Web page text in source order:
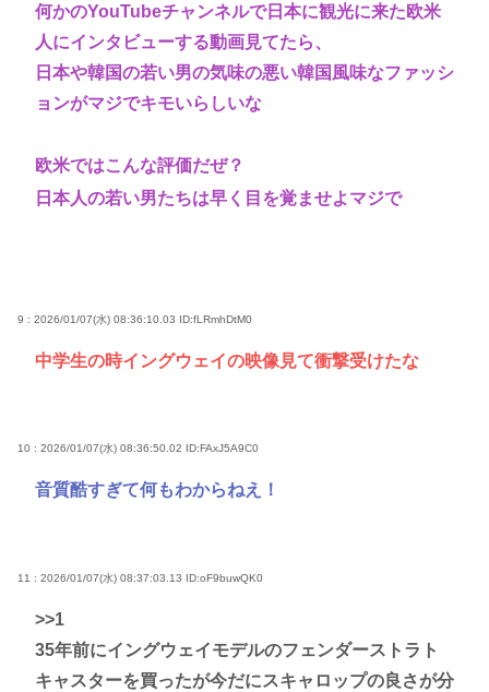
何かのYouTubeチャンネルで日本に観光に来た欧米
人にインタビューする動画見てたら、
日本や韓国の若い男の気味の悪い韓国風味なファッシ
ョンがマジでキモいらしいな
欧米ではこんな評価だぜ？
日本人の若い男たちは早く目を覚ませよマジで
9 : 2026/01/07(水) 08:36:10.03 ID:fLRmhDtM0
中学生の時イングウェイの映像見て衝撃受けたな
10 : 2026/01/07(水) 08:36:50.02 ID:FAxJ5A9C0
音質酷すぎて何もわからねえ！
11 : 2026/01/07(水) 08:37:03.13 ID:oF9buwQK0
>>1
35年前にイングウェイモデルのフェンダーストラト
キャスターを買ったが今だにスキャロップの良さが分